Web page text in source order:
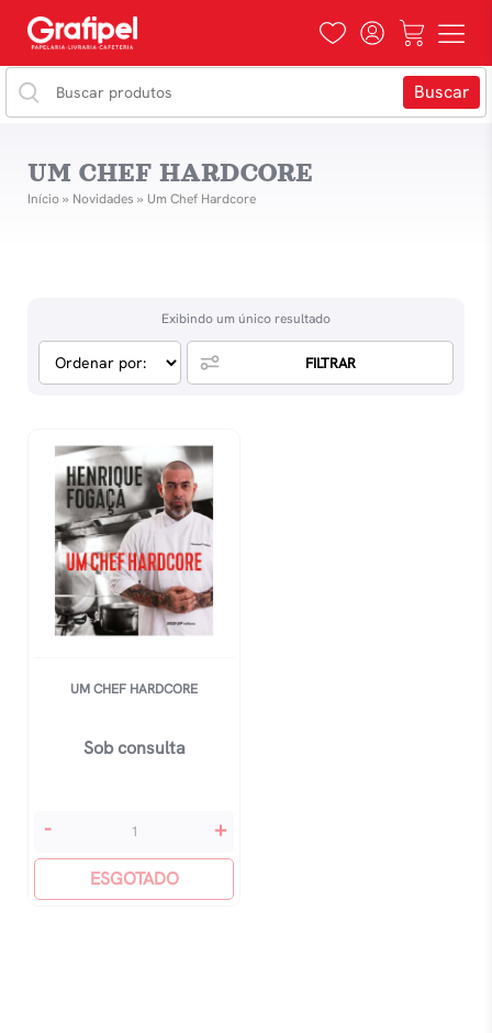
UM CHEF HARDCORE
Início» Novidades » Um Chef Hardcore
Exibindo um único resultado
FILTRAR
UM CHEF HARDCORE
Sob consulta
Um
Hardcore
quantidade
- +
ESGOTADO